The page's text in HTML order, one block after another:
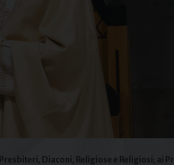
Diaconi, Religiose e Religiosi; ai